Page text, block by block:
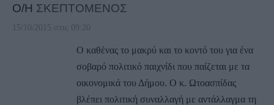
Ο/Η ΣΚΕΠΤΟΜΕΝΟΣ
15/10/2015 στις 09:20
Ο καθένας το μακρύ και το κοντό του για ένα
σοβαρό πολιτικό παιχνίδι που παίζεται με τα
οικονομικά του Δήμου. Ο κ. Ωτοασπίδας
βλέπει πολιτική συναλλαγή με αντάλλαγμα τη